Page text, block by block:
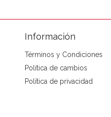
Información
Términos y Condiciones
Política de cambios
Política de privacidad